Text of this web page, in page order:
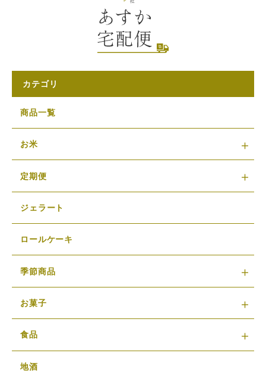
カテゴリ
商品一覧
お米
定期便
ジェラート
ロールケーキ
季節商品
お菓子
食品
地酒